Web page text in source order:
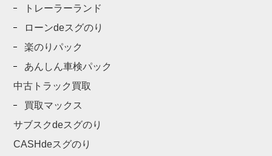
トレーラーランド
ローンdeスグのり
楽のりパック
あんしん車検パック
中古トラック買取
買取マックス
サブスクdeスグのり
CASHdeスグのり